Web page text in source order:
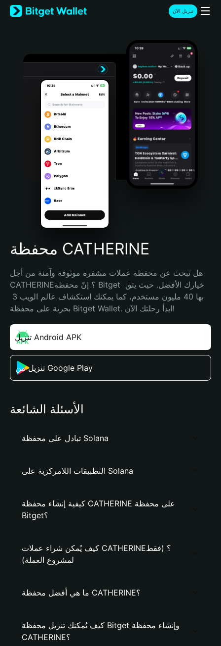
English
日本語
Türkçe
Português (Portugal)
Bahasa Indonesia
Português (Brasil)
Español (Argentina)
تنزيل الآن
محفظة CATHERINE
هل تبحث عن محفظة عملات مشفرة موثوقة وآمنة من أجل
CATHERINE؟ إنّ محفظة Bitget خيارك الأفضل. حيث يثق
بحرية على محفظة Bitget Wallet. ابدأ رحلتك الآن!
تنزيل Android APK
تنزيل من Google Play
الأسئلة الشائعة
تبادل على محفظة Solana
التطبيقات اللامركزية على Solana
كيفية إنشاء محفظة CATHERINE على محفظة
Bitget؟
كيف يُمكن شراء عملات CATHERINE؟ (فقط
لمشروع العملة)
ما هي أفضل محفظة CATHERINE؟
كيف يُمكنك تنزيل محفظة Bitget وإنشاء محفظة
CATHERINE؟